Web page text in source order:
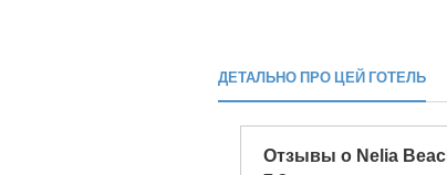
ДЕТАЛЬНО ПРО ЦЕЙ ГОТЕЛЬ